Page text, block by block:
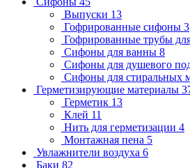
Выпуски 13
Гофрированные сифоны 3
Гофрированные трубы
Сифоны для ванны 8
Сифоны для душевого
Сифоны для стиральных
Герметизирующие материалы
Герметик 13
Клей 11
Нить для герметизации 4
Монтажная пена 5
Увлажнители воздуха 6
Баки 82